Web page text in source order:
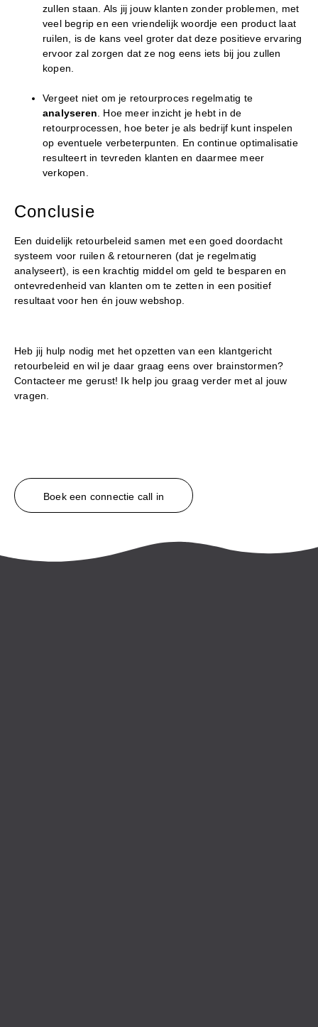
zullen staan. Als jij jouw klanten zonder problemen, met
veel begrip en een vriendelijk woordje een product laat
ruilen, is de kans veel groter dat deze positieve ervaring
ervoor zal zorgen dat ze nog eens iets bij jou zullen
kopen.
Vergeet niet om je retourproces regelmatig te
analyseren . Hoe meer inzicht je hebt in de
retourprocessen, hoe beter je als bedrijf kunt inspelen
op eventuele verbeterpunten. En continue optimalisatie
resulteert in tevreden klanten en daarmee meer
verkopen.
Conclusie
Een duidelijk retourbeleid samen met een goed doordacht
systeem voor ruilen & retourneren (dat je regelmatig
analyseert), is een krachtig middel om geld te besparen en
ontevredenheid van klanten om te zetten in een positief
resultaat voor hen én jouw webshop.
Heb jij hulp nodig met het opzetten van een klantgericht
retourbeleid en wil je daar graag eens over brainstormen?
Contacteer me gerust! Ik help jou graag verder met al jouw
vragen.
Boek een connectie call in